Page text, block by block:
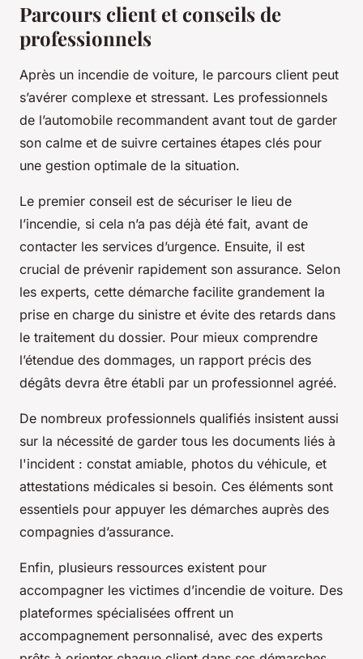
Parcours client et conseils de
professionnels
Après un incendie de voiture, le parcours client peut
s’avérer complexe et stressant. Les professionnels
de l’automobile recommandent avant tout de garder
son calme et de suivre certaines étapes clés pour
une gestion optimale de la situation.
Le premier conseil est de sécuriser le lieu de
l’incendie, si cela n’a pas déjà été fait, avant de
contacter les services d’urgence. Ensuite, il est
crucial de prévenir rapidement son assurance. Selon
les experts, cette démarche facilite grandement la
prise en charge du sinistre et évite des retards dans
le traitement du dossier. Pour mieux comprendre
l’étendue des dommages, un rapport précis des
dégâts devra être établi par un professionnel agréé.
De nombreux professionnels qualifiés insistent aussi
sur la nécessité de garder tous les documents liés à
l'incident : constat amiable, photos du véhicule, et
attestations médicales si besoin. Ces éléments sont
essentiels pour appuyer les démarches auprès des
compagnies d’assurance.
Enfin, plusieurs ressources existent pour
accompagner les victimes d’incendie de voiture. Des
plateformes spécialisées offrent un
accompagnement personnalisé, avec des experts